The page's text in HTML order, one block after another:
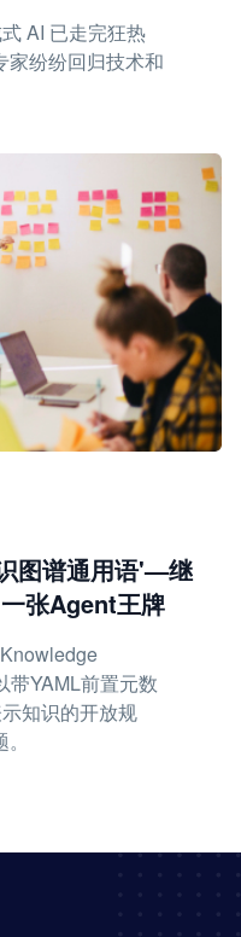
AI 已走完狂热
家纷纷回归技术和
图谱通用语'—继
张Agent王牌
带YAML前置元数
知识的开放规